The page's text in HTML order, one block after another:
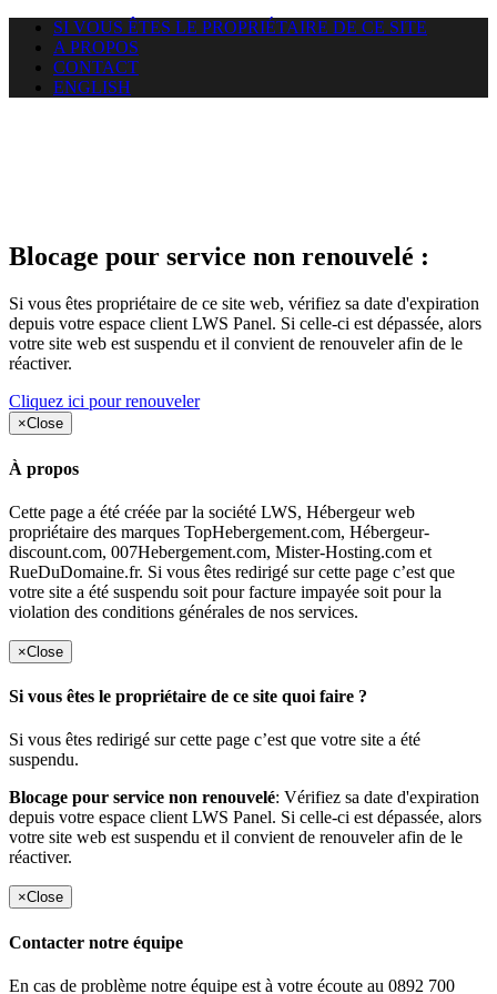
SI VOUS ÊTES LE PROPRIÉTAIRE DE CE SITE
A PROPOS
CONTACT
ENGLISH
Blocage pour service non renouvelé :
Si vous êtes propriétaire de ce site web, vérifiez sa date d'expiration
depuis votre espace client LWS Panel. Si celle-ci est dépassée, alors
votre site web est suspendu et il convient de renouveler afin de le
réactiver.
Cliquez ici pour renouveler
×Close
À propos
Cette page a été créée par la société LWS, Hébergeur web
propriétaire des marques TopHebergement.com, Hébergeur-
discount.com, 007Hebergement.com, Mister-Hosting.com et
RueDuDomaine.fr. Si vous êtes redirigé sur cette page c’est que
votre site a été suspendu soit pour facture impayée soit pour la
violation des conditions générales de nos services.
×Close
Si vous êtes le propriétaire de ce site quoi faire ?
Si vous êtes redirigé sur cette page c’est que votre site a été
suspendu.
Blocage pour service non renouvelé: Vérifiez sa date d'expiration
depuis votre espace client LWS Panel. Si celle-ci est dépassée, alors
votre site web est suspendu et il convient de renouveler afin de le
réactiver.
×Close
Contacter notre équipe
En cas de problème notre équipe est à votre écoute au 0892 700